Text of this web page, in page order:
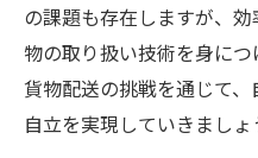
の課題も存在しますが、
物の取り扱い技術を身に
貨物配送の挑戦を通じて
自立を実現していきましょ